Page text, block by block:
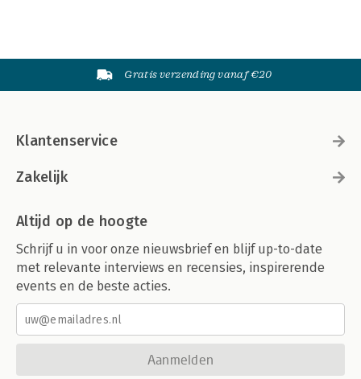
Gratis verzending vanaf €20
Klantenservice
Zakelijk
Altijd op de hoogte
Schrijf u in voor onze nieuwsbrief en blijf up-to-date
met relevante interviews en recensies, inspirerende
events en de beste acties.
Aanmelden